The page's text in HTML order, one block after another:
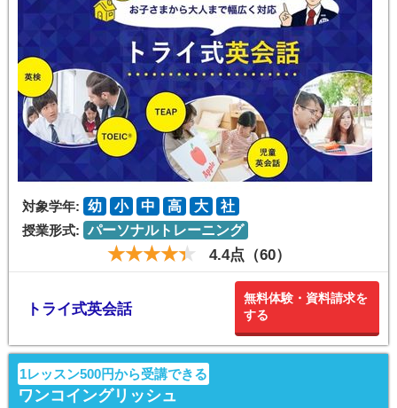
対象学年: 幼 小 中 高 大
社
授業形式: パーソナルトレーニング
4.4点（60）
トライ式英会話
無料体験・資料請求を
する
1レッスン500円から受講できる
ワンコイングリッシュ